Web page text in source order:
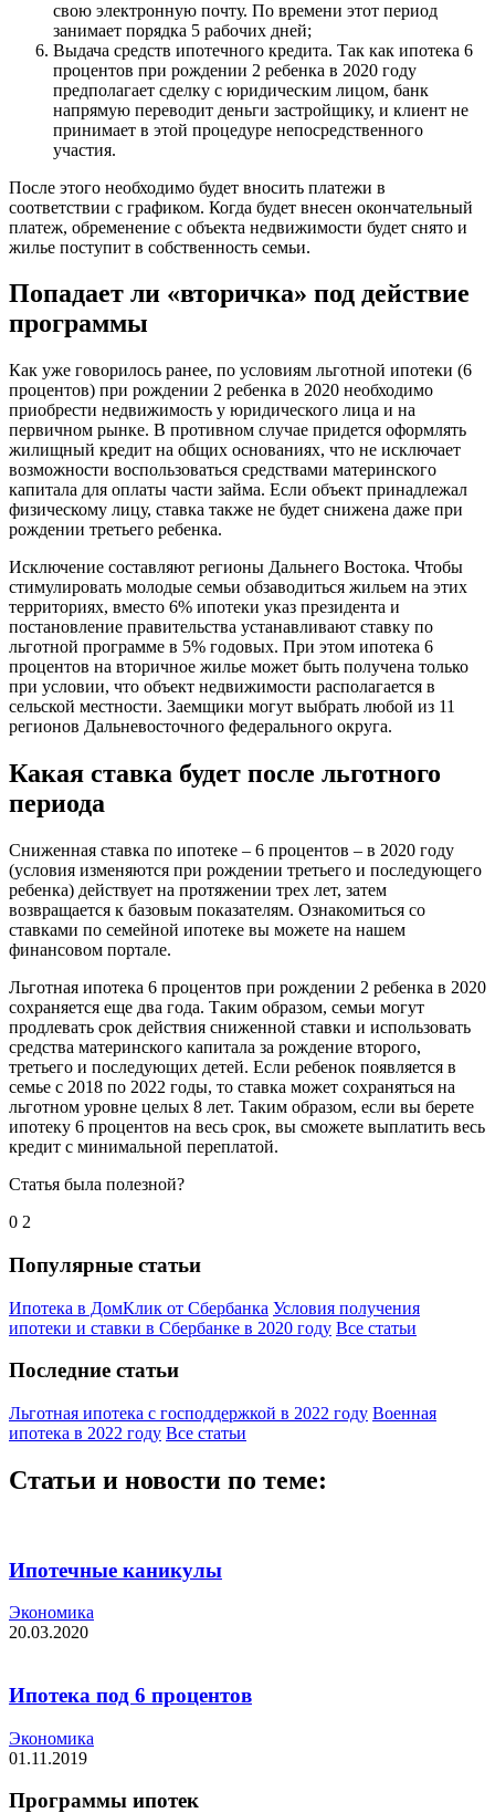
свою электронную почту. По времени этот период
занимает порядка 5 рабочих дней;
Выдача средств ипотечного кредита. Так как ипотека 6
процентов при рождении 2 ребенка в 2020 году
предполагает сделку с юридическим лицом, банк
напрямую переводит деньги застройщику, и клиент не
принимает в этой процедуре непосредственного
участия.
После этого необходимо будет вносить платежи в
соответствии с графиком. Когда будет внесен окончательный
платеж, обременение с объекта недвижимости будет снято и
жилье поступит в собственность семьи.
Попадает ли «вторичка» под действие
программы
Как уже говорилось ранее, по условиям льготной ипотеки (6
процентов) при рождении 2 ребенка в 2020 необходимо
приобрести недвижимость у юридического лица и на
первичном рынке. В противном случае придется оформлять
жилищный кредит на общих основаниях, что не исключает
возможности воспользоваться средствами материнского
капитала для оплаты части займа. Если объект принадлежал
физическому лицу, ставка также не будет снижена даже при
рождении третьего ребенка.
Исключение составляют регионы Дальнего Востока. Чтобы
стимулировать молодые семьи обзаводиться жильем на этих
территориях, вместо 6% ипотеки указ президента и
постановление правительства устанавливают ставку по
льготной программе в 5% годовых. При этом ипотека 6
процентов на вторичное жилье может быть получена только
при условии, что объект недвижимости располагается в
сельской местности. Заемщики могут выбрать любой из 11
регионов Дальневосточного федерального округа.
Какая ставка будет после льготного
периода
Сниженная ставка по ипотеке – 6 процентов – в 2020 году
(условия изменяются при рождении третьего и последующего
ребенка) действует на протяжении трех лет, затем
возвращается к базовым показателям. Ознакомиться со
ставками по семейной ипотеке вы можете на нашем
финансовом портале.
Льготная ипотека 6 процентов при рождении 2 ребенка в 2020
сохраняется еще два года. Таким образом, семьи могут
продлевать срок действия сниженной ставки и использовать
средства материнского капитала за рождение второго,
третьего и последующих детей. Если ребенок появляется в
семье с 2018 по 2022 годы, то ставка может сохраняться на
льготном уровне целых 8 лет. Таким образом, если вы берете
ипотеку 6 процентов на весь срок, вы сможете выплатить весь
кредит с минимальной переплатой.
Статья была полезной?
0 2
Популярные статьи
Ипотека в ДомКлик от Сбербанка Условия получения
ипотеки и ставки в Сбербанке в 2020 году Все статьи
Последние статьи
Льготная ипотека с господдержкой в 2022 году Военная
ипотека в 2022 году Все статьи
Статьи и новости по теме:
Ипотечные каникулы
Экономика
20.03.2020
Ипотека под 6 процентов
Экономика
01.11.2019
Программы ипотек